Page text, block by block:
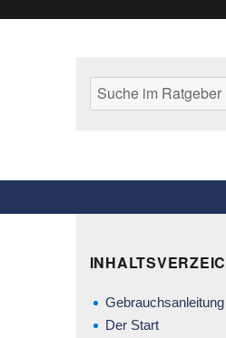
Suche
nach:
Der Start